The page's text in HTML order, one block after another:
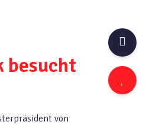
besucht
von